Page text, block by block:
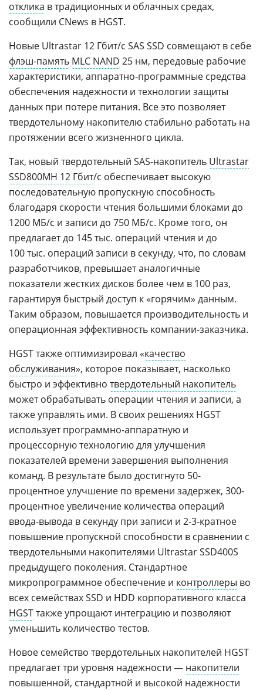
отклика в традиционных и облачных средах,
сообщили CNews в HGST.
Новые Ultrastar 12 Гбит/с SAS SSD совмещают в себе
флэш-память MLC NAND 25 нм, передовые рабочие
характеристики, аппаратно-программные средства
обеспечения надежности и технологии защиты
данных при потере питания. Все это позволяет
твердотельному накопителю стабильно работать на
протяжении всего жизненного цикла.
Так, новый твердотельный SAS-накопитель Ultrastar
SSD800MH 12 Гбит/с обеспечивает высокую
последовательную пропускную способность
благодаря скорости чтения большими блоками до
1200 МБ/с и записи до 750 МБ/с. Кроме того, он
предлагает до 145 тыс. операций чтения и до
100 тыс. операций записи в секунду, что, по словам
разработчиков, превышает аналогичные
показатели жестких дисков более чем в 100 раз,
гарантируя быстрый доступ к «горячим» данным.
Таким образом, повышается производительность и
операционная эффективность компании-заказчика.
HGST также оптимизировал «качество
обслуживания», которое показывает, насколько
быстро и эффективно твердотельный накопитель
может обрабатывать операции чтения и записи, а
также управлять ими. В своих решениях HGST
использует программно-аппаратную и
процессорную технологию для улучшения
показателей времени завершения выполнения
команд. В результате было достигнуто 50-
процентное улучшение по времени задержек, 300-
процентное увеличение количества операций
ввода-вывода в секунду при записи и 2-3-кратное
повышение пропускной способности в сравнении с
твердотельными накопителями Ultrastar SSD400S
предыдущего поколения. Стандартное
микропрограммное обеспечение и контроллеры во
всех семействах SSD и HDD корпоративного класса
HGSTтакже упрощают интеграцию и позволяют
уменьшить количество тестов.
Новое семейство твердотельных накопителей HGST
предлагает три уровня надежности — накопители
повышенной, стандартной и высокой надежности